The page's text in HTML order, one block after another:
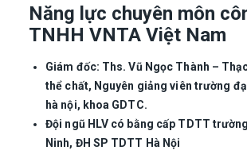
Năng lực chuyên môn
TNHH VNTA Việt Nam
Giám đốc: Ths. Vũ Ngọc Thành –
thể chất, Nguyên giảng viên trường
hà nội, khoa GDTC.
Đội ngũ HLV có bằng cấp TDTT
Ninh, ĐH SP TDTT Hà Nội